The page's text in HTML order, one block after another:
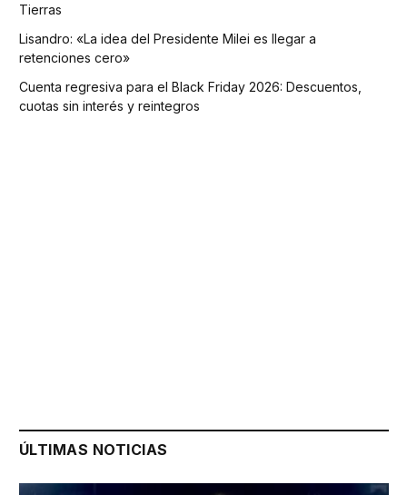
Tierras
Lisandro: «La idea del Presidente Milei es llegar a
retenciones cero»
Cuenta regresiva para el Black Friday 2026: Descuentos,
cuotas sin interés y reintegros
ÚLTIMAS NOTICIAS